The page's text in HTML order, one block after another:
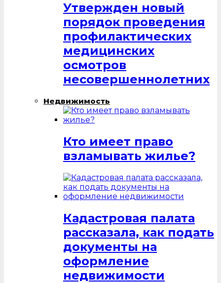
Утвержден новый
порядок проведения
профилактических
медицинских
осмотров
несовершеннолетних
Недвижимость
Кто имеет право
взламывать жилье?
Кадастровая палата
рассказала, как подать
документы на
оформление
недвижимости